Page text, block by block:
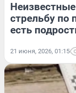
стрельбу
есть
21 июня, 2026, 01:15